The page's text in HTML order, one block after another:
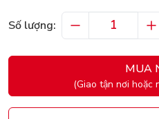
Số lượng:
MUA
(Giao tận nơi hoặc